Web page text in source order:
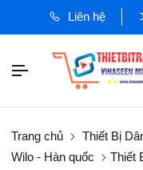
Liên hệ
Trang chủ Thiết Bị
Wilo - Hàn quốc
Thiết